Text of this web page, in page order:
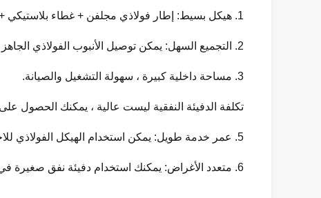
1. هيكل بسيط: إطار فولاذي مجلفن + غطاء بلاستيكي + تهوية جانبية.
2. التجميع السهل: يمكن توصيل الأنبوب الفولاذي الجاهز بسهولة من خلال بعض أدوات التثبيت.
3. مساحة داخلية كبيرة ، سهولة التشغيل والصيانة.
تكلفة الدفيئة النفقية ليست عالية ، يمكنك الحصول
5. عمر خدمة طويل: يمكن استخدام الهيكل الفولاذي للاحتباس الحراري لأكثر من 10 سنوات.
6. متعدد الأغراض: يمكنك استخدام دفيئة نفق صغيرة في حديقتك كبيت زجاجي للحديقة ، أو يمكنك الحصول على نطاق واسع لمزرعتك.